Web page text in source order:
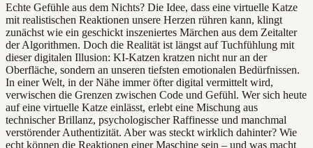
Echte Gefühle aus dem Nichts? Die Idee, dass eine virtuelle Katze
mit realistischen Reaktionen unsere Herzen rühren kann, klingt
zunächst wie ein geschickt inszeniertes Märchen aus dem Zeitalter
der Algorithmen. Doch die Realität ist längst auf Tuchfühlung mit
dieser digitalen Illusion: KI-Katzen kratzen nicht nur an der
Oberfläche, sondern an unseren tiefsten emotionalen Bedürfnissen.
In einer Welt, in der Nähe immer öfter digital vermittelt wird,
verwischen die Grenzen zwischen Code und Gefühl. Wer sich heute
auf eine virtuelle Katze einlässt, erlebt eine Mischung aus
technischer Brillanz, psychologischer Raffinesse und manchmal
verstörender Authentizität. Aber was steckt wirklich dahinter? Wie
echt können die Reaktionen einer Maschine sein – und was macht